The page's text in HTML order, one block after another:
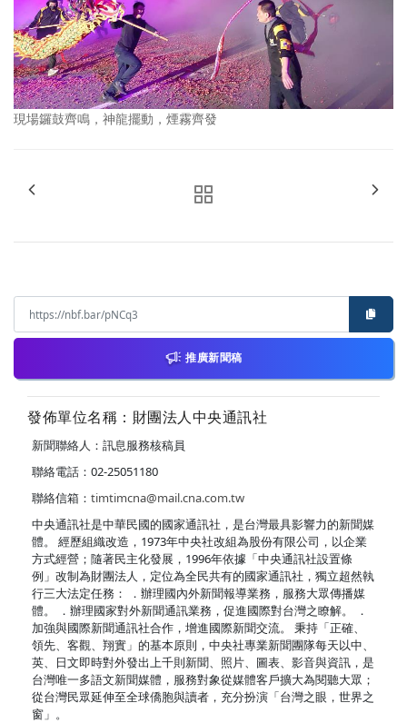
現場鑼鼓齊鳴，神龍擺動，煙霧齊發
推廣新聞稿
發佈單位名稱：財團法人中央通訊社
新聞聯絡人：訊息服務核稿員
聯絡電話：02-25051180
聯絡信箱： timtimcna@mail.cna.com.tw
中央通訊社是中華民國的國家通訊社，是台灣最具影響力的新聞媒
體。 經歷組織改造，1973年中央社改組為股份有限公司，以企業
方式經營；隨著民主化發展，1996年依據「中央通訊社設置條
例」改制為財團法人，定位為全民共有的國家通訊社，獨立超然執
行三大法定任務： ．辦理國內外新聞報導業務，服務大眾傳播媒
體。 ．辦理國家對外新聞通訊業務，促進國際對台灣之瞭解。 ．
加強與國際新聞通訊社合作，增進國際新聞交流。 秉持「正確、
領先、客觀、翔實」的基本原則，中央社專業新聞團隊每天以中、
英、日文即時對外發出上千則新聞、照片、圖表、影音與資訊，是
台灣唯一多語文新聞媒體，服務對象從媒體客戶擴大為閱聽大眾；
從台灣民眾延伸至全球僑胞與讀者，充分扮演「台灣之眼，世界之
窗」。